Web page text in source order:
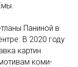
Паниной в
В 2020 году
картин
коми-